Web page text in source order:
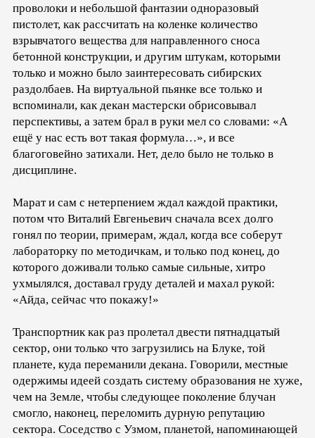
проволоки и небольшой фантазии одноразовый
пистолет, как рассчитать на коленке количество
взрывчатого вещества для направленного сноса
бетонной конструкции, и другим штукам, которыми
только и можно было заинтересовать сибирских
раздолбаев. На виртуальной пьянке все только и
вспоминали, как декан мастерски обрисовывал
перспективы, а затем брал в руки мел со словами: «А
ещё у нас есть вот такая формула…», и все
благоговейно затихали. Нет, дело было не только в
дисциплине.
Марат и сам с нетерпением ждал каждой практики,
потом что Виталий Евгеньевич сначала всех долго
гонял по теории, примерам, ждал, когда все соберут
лабораторку по методичкам, и только под конец, до
которого доживали только самые сильные, хитро
ухмылялся, доставал груду деталей и махал рукой:
«Айда, сейчас что покажу!»
Транспортник как раз пролетал двести пятнадцатый
сектор, они только что загрузились на Блуке, той
планете, куда переманили декана. Говорили, местные
одержимы идеей создать систему образования не хуже,
чем на Земле, чтобы следующее поколение блучан
смогло, наконец, переломить дурную репутацию
сектора. Соседство с Узмом, планетой, напоминающей